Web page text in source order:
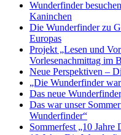
Wunderfinder
Kaninchen
Die Wunderfinder zu
Europas
Projekt „Lesen und
Vorlesenachmittag im
Neue Perspektiven –
„Die Wunderfinder
Das neue
Das war unser
Wunderfinder“
Sommerfest „10 Jahre